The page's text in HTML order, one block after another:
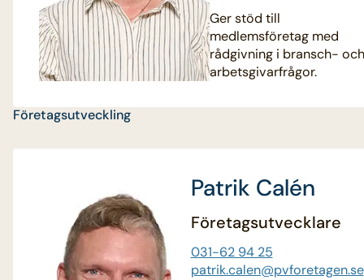
Ger stöd till
medlemsföretag med
rådgivning i bransch- och
arbetsgivarfrågor.
Företagsutveckling
Patrik Calén
Företagsutvecklare
031-62 94 25
patrik.calen@pvforetagen.se